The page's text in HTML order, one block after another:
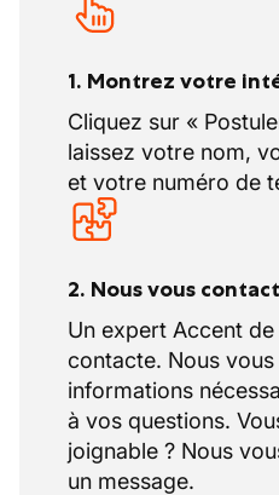
1. Montrez votre
Cliquez sur «
laissez votre nom,
et votre numéro de
2. Nous vous
Un expert Accent
contacte. Nous
informations
à vos questions.
joignable ? Nous
un message.